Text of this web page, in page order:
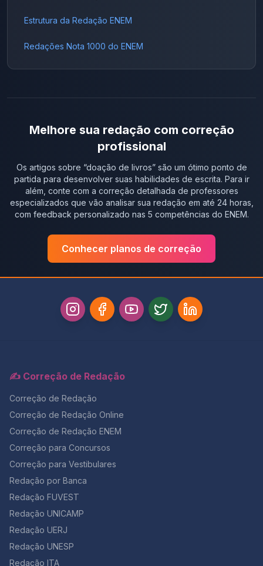
Estrutura da Redação ENEM
Redações Nota 1000 do ENEM
Melhore sua redação com correção
profissional
Os artigos sobre “doação de livros” são um ótimo ponto de
partida para desenvolver suas habilidades de escrita. Para ir
além, conte com a correção detalhada de professores
especializados que vão analisar sua redação em até 24 horas,
com feedback personalizado nas 5 competências do ENEM.
Conhecer planos de correção
✍️ Correção de Redação
Correção de Redação
Correção de Redação Online
Correção de Redação ENEM
Correção para Concursos
Correção para Vestibulares
Redação por Banca
Redação FUVEST
Redação UNICAMP
Redação UERJ
Redação UNESP
Redação ITA